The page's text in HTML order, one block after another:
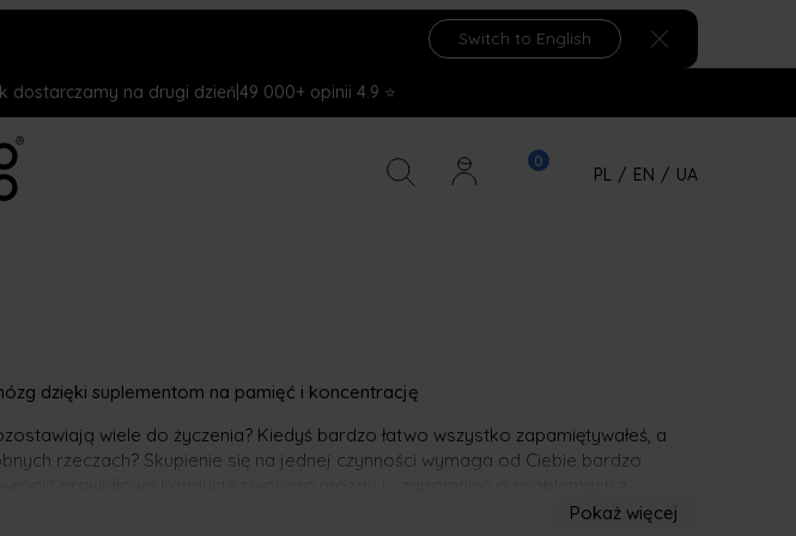
Switch to English
dostarczamy na drugi dzień 49 000+ opinii 4.9 ⭐
PL / EN / UA
dzięki suplementom na pamięć i koncentrację
wiele do życzenia? Kiedyś bardzo łatwo wszystko zapamiętywałeś, a
rzeczach? Skupienie się na jednej czynności wymaga od Ciebie bardzo
Pokaż więcej